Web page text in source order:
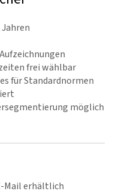
frei wählbar
für Standardnormen
möglich
Mail erhältlich